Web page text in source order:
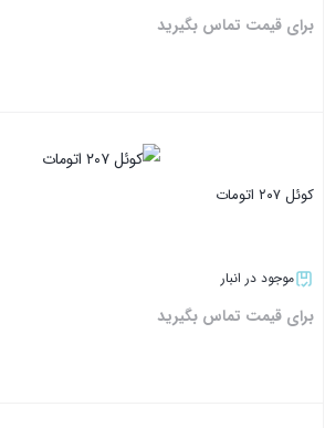
برای قیمت تماس بگیرید
کوئل ۲۰۷ اتومات
موجود در انبار
برای قیمت تماس بگیرید